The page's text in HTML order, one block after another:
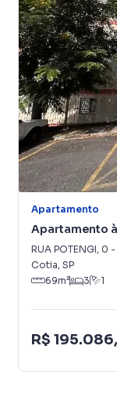
Apartamento
Apartamento à
PEDRAS
RUA POTENGI, 0 -
Cotia, SP
69m² 3 1
R$